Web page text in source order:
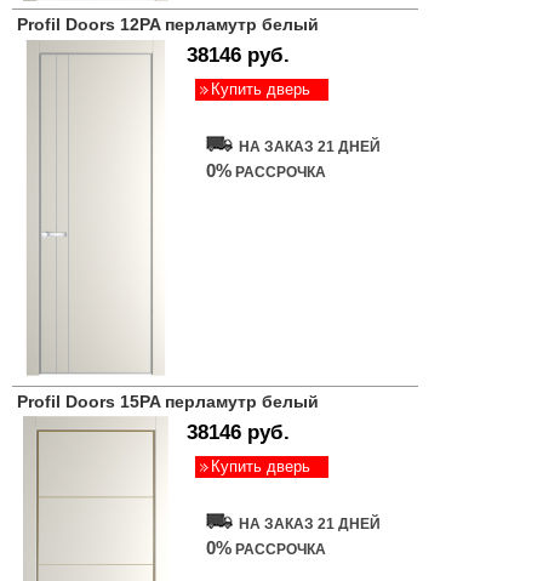
Profil Doors 12PA перламутр белый
38146 руб.
Купить дверь
НА ЗАКАЗ 21 ДНЕЙ
0% РАССРОЧКА
Profil Doors 15PA перламутр белый
38146 руб.
Купить дверь
НА ЗАКАЗ 21 ДНЕЙ
0% РАССРОЧКА